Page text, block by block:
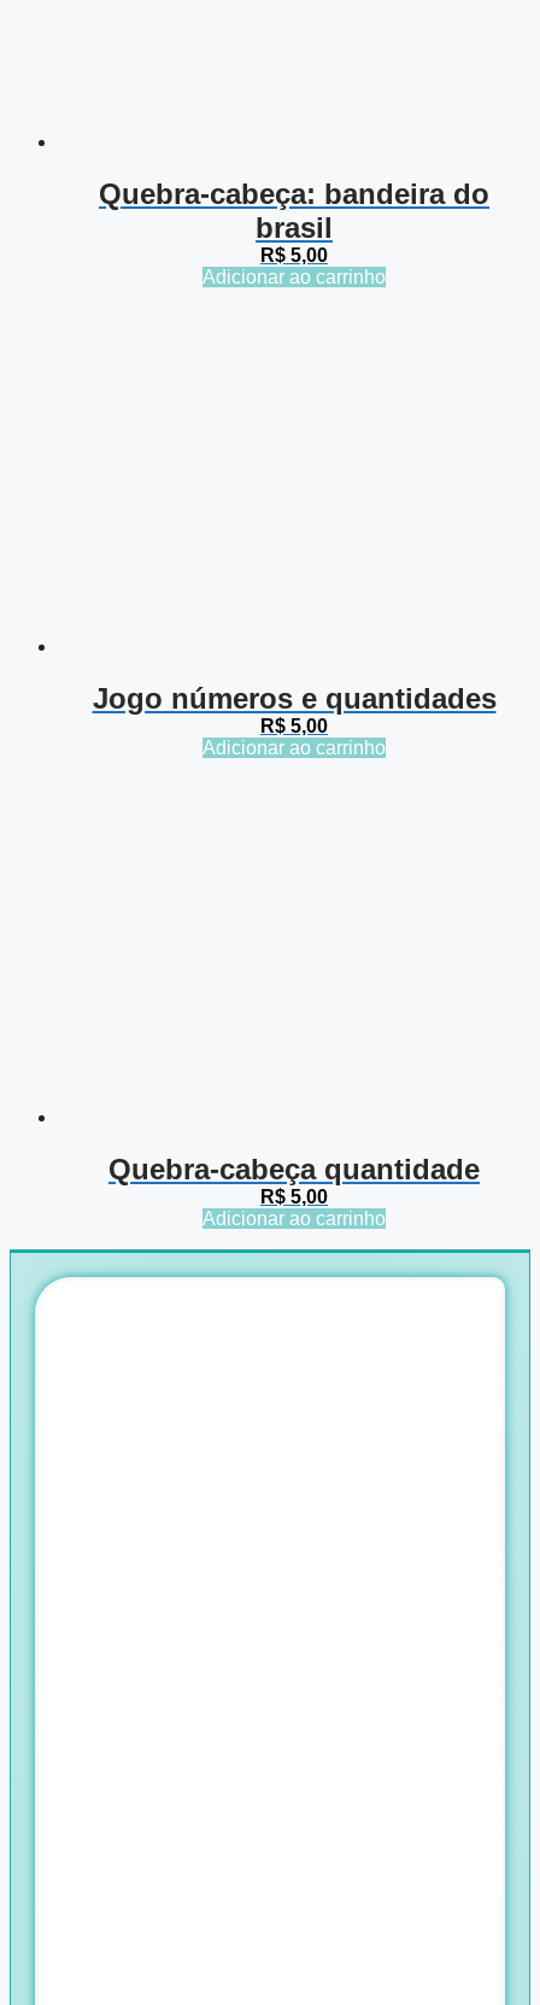
Quebra-cabeça: bandeira do
brasil
R$ 5,00
Adicionar ao carrinho
Jogo números e quantidades
R$ 5,00
Adicionar ao carrinho
Quebra-cabeça quantidade
R$ 5,00
Adicionar ao carrinho